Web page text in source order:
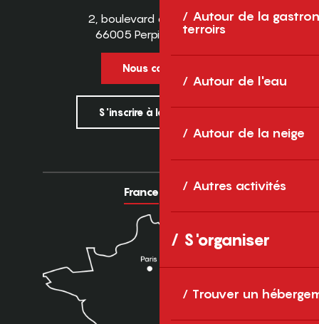
Autour de la
terroirs
Autour de l'eau
Autour de la neige
Autres activités
S'organiser
Trouver un
2, boulevard des Pyrénées
66005 Perpignan Cedex
Nous contacter
S'inscrire à la newsletter
France Europe